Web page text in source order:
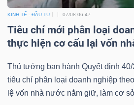
KINH TẾ - ĐẦU TƯ 07/08 06:47
Tiêu chí mới phân loại
thực hiện cơ cấu lại vốn
Thủ tướng ban hành Quyết định
tiêu chí phân loại doanh nghiệp
lệ vốn nhà nước nắm giữ, làm cơ
cáo
phân